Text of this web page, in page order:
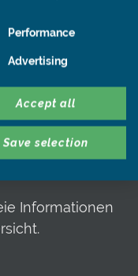
Informationen
Performance
Advertising
Accept all
Save selection